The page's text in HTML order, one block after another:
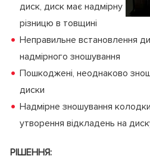
диск, диск має надмірну
різницю в товщині
Неправильне встановлення
надмірного зношування
Пошкоджені, неоднаково
диски
Надмірне зношування
утворення відкладень на
РІШЕННЯ: